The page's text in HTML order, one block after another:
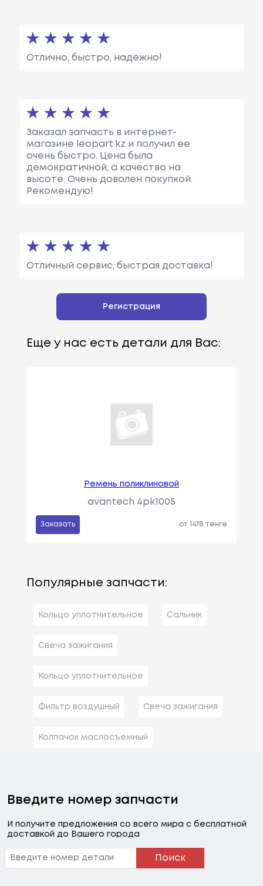
Отлично, быстро, надежно!
Заказал запчасть в интернет-
магазине leopart.kz и получил ее
очень быстро. Цена была
демократичной, а качество на
высоте. Очень доволен покупкой.
Рекомендую!
Отличный сервис, быстрая доставка!
Регистрация
Еще у нас есть детали для Вас:
Ремень поликлиновой
avantech 4pk1005
Заказать от 1478 тенге
Популярные запчасти:
Кольцо уплотнительное Сальник
Свеча зажигания
Кольцо уплотнительное
Фильтр воздушный Свеча зажигания
Колпачок маслосъемный
Введите номер запчасти
И получите предложения со всего мира с бесплатной
доставкой до Вашего города
Поиск